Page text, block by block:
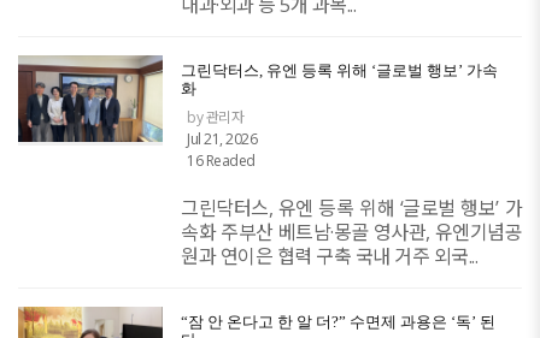
그린닥터스, 유엔 등록 위해 ‘글로벌 행보’ 가속
화
by 관리자
Jul 21, 2026
16 Readed
그린닥터스, 유엔 등록 위해 ‘글로벌 행보’ 가
속화 주부산 베트남·몽골 영사관, 유엔기념공
원과 연이은 협력 구축 국내 거주 외국...
“잠 안 온다고 한 알 더?” 수면제 과용은 ‘독’ 된